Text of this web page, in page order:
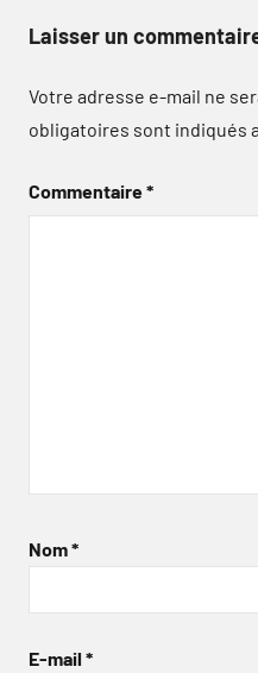
Laisser un
Votre adresse e-mail ne
obligatoires sont indiqués
Commentaire*
Nom*
E-mail *